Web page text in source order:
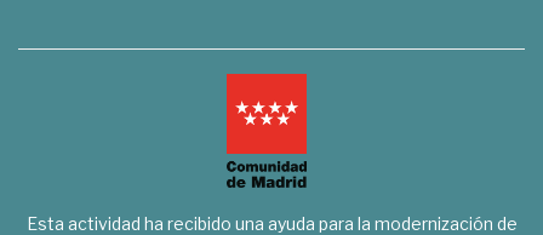
Esta actividad ha recibido una ayuda para la modernización de